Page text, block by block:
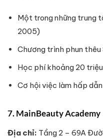
Một trong những trung
2005)
Chương trình phun
Học phí khoảng 20
Cơ hội việc làm hấp
7. MainBeauty Academy
Địa chỉ: Tầng 2 – 69A